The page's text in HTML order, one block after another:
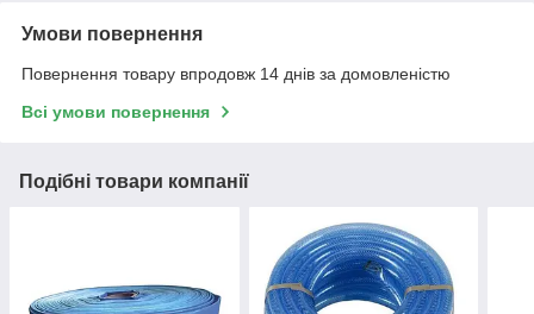
Умови повернення
Повернення товару впродовж 14 днів за домовленістю
Всі умови повернення
Подібні товари компанії